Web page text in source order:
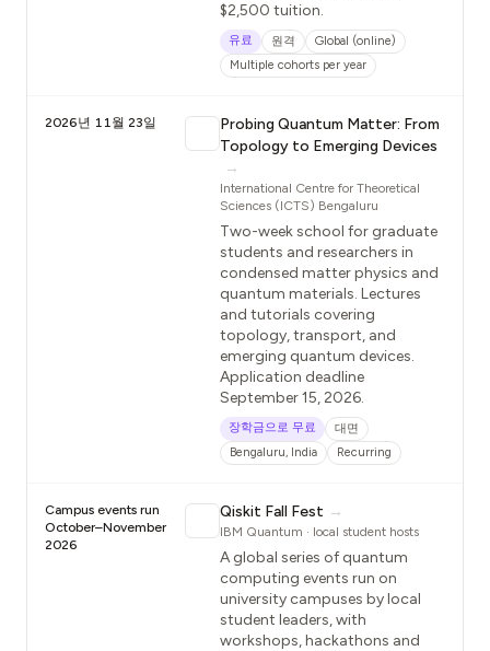
$2,500 tuition.
유료 원격
Global (online)
Multiple cohorts per year
2026년 11월 23일
Probing Quantum Matter: From
Topology to Emerging Devices
→
International Centre for Theoretical
Sciences (ICTS) Bengaluru
Two-week school for graduate
students and researchers in
condensed matter physics and
quantum materials. Lectures
and tutorials covering
topology, transport, and
emerging quantum devices.
Application deadline
September 15, 2026.
장학금으로 무료
대면
Bengaluru, India
Recurring
Campus events run
October–November
2026
Qiskit Fall Fest →
IBM Quantum · local student hosts
A global series of quantum
computing events run on
university campuses by local
student leaders, with
workshops, hackathons and